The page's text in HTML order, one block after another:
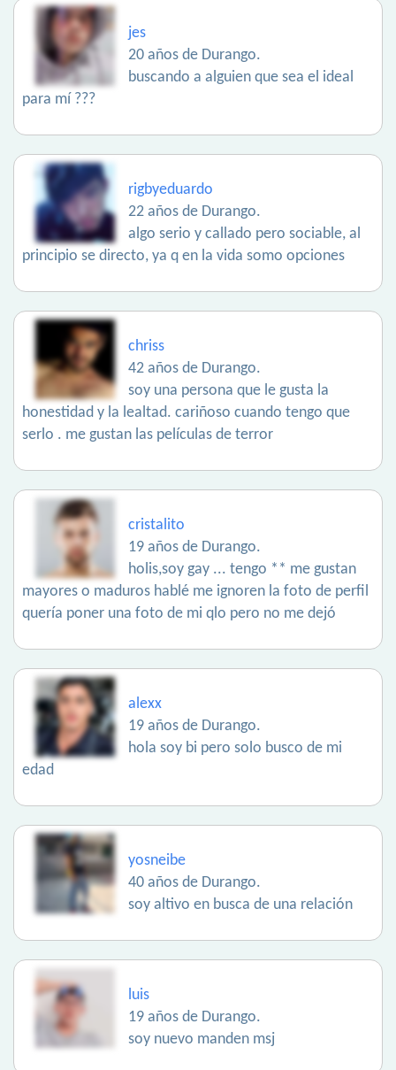
jes
20 años de Durango.
buscando a alguien que sea el ideal
para mí ???
rigbyeduardo
22 años de Durango.
algo serio y callado pero sociable, al
principio se directo, ya q en la vida somo opciones
chriss
42 años de Durango.
soy una persona que le gusta la
honestidad y la lealtad. cariñoso cuando tengo que
serlo . me gustan las películas de terror
cristalito
19 años de Durango.
holis,soy gay ... tengo ** me gustan
mayores o maduros hablé me ignoren la foto de perfil
quería poner una foto de mi qlo pero no me dejó
alexx
19 años de Durango.
hola soy bi pero solo busco de mi
edad
yosneibe
40 años de Durango.
soy altivo en busca de una relación
luis
19 años de Durango.
soy nuevo manden msj